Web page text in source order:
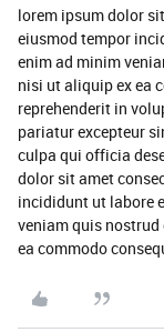
lorem ipsum dolor
eiusmod tempor
enim ad minim
nisi ut aliquip ex ea
reprehenderit in
pariatur excepteur
culpa qui officia
dolor sit amet
incididunt ut labore
veniam quis
ea commodo